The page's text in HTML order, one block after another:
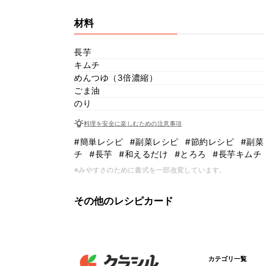
材料
長芋
キムチ
めんつゆ（3倍濃縮）
ごま油
のり
料理を安全に楽しむための注意事項
#簡単レシピ #副菜レシピ #節約レシピ #副菜
チ
#長芋 #和えるだけ #とろろ #長芋キムチ
※みやすさのために書式を一部改変しています。
その他のレシピカード
カテゴリ一覧